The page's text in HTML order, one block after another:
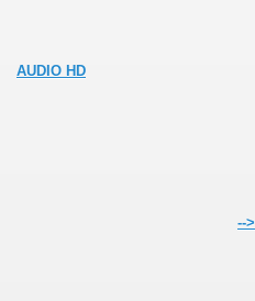
AUDIO HD
-->